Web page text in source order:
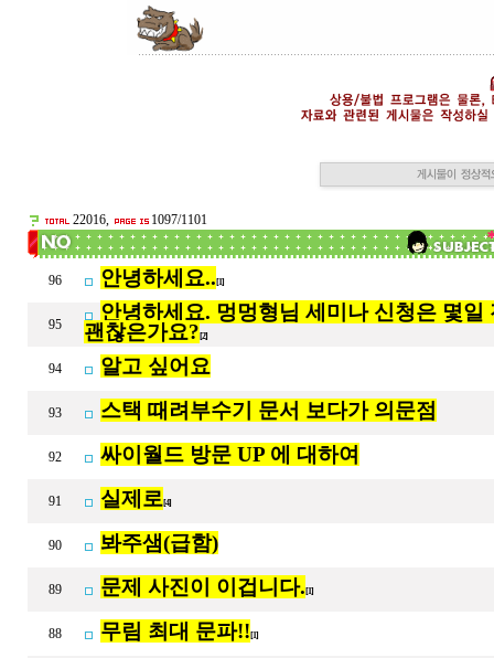
22016, 1097/1101
96 안녕하세요.. [1]
95
안녕하세요. 멍멍형님 세미나 신청은 몇
괜찮은가요? [2]
94 알고 싶어요
93 스택 때려부수기 문서 보다가 의문점
92 싸이월드 방문 UP 에 대하여
91 실제로[4]
90 봐주샘(급함)
89 문제 사진이 이겁니다. [1]
88 무림 최대 문파!! [1]